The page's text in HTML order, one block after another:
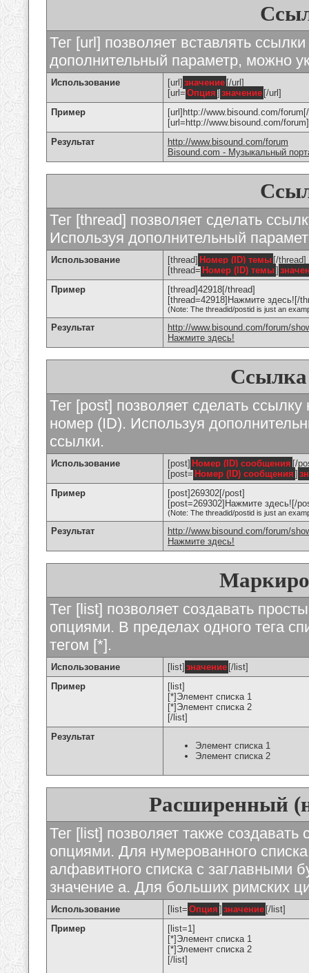
Тег [url] позволяет вставлять
дополнительный параметр, можно
Использование [url] значение [/url]
[url= Опция ] значение [/url]
Пример
[url]http://www.bisound.com/
[url=http://www.bisound.com/
Результат
http://www.bisound.com/forum
Bisound.com - Музыкальный
Тег [thread] позволяет сделать
Используя дополнительный
Использование [thread] Номер (ID) темы [/thread]
[thread= Номер (ID) темы]
Пример
[thread]42918[/thread]
[thread=42918]Нажмите здесь![/
(Note: The threadid/postid is just an
Результат
http://www.bisound.com/forum/
Нажмите здесь!
Ссылка
Тег [post] позволяет сделать
номер (ID). Используя
ссылки.
Использование [post] Номер (ID) сообщения [/
[post= Номер (ID) сообщения ]
Пример
[post]269302[/post]
[post=269302]Нажмите здесь![/
(Note: The threadid/postid is just an
Результат
http://www.bisound.com/forum/
Нажмите здесь!
Тег [list] позволяет создавать
опциями. В пределах одного тега
тегом [*].
Использование [list] значение [/list]
Пример
[list]
[*]Элемент списка 1
[*]Элемент списка 2
[/list]
Результат
Элемент списка 1
Элемент списка 2
Расширенный
Тег [list] позволяет также
опциями. Для нумерованного
алфавитного списка с заглавными
значение а. Для больших римских
Использование [list= Опция ] значение [/list]
Пример
[list=1]
[*]Элемент списка 1
[*]Элемент списка 2
[/list]